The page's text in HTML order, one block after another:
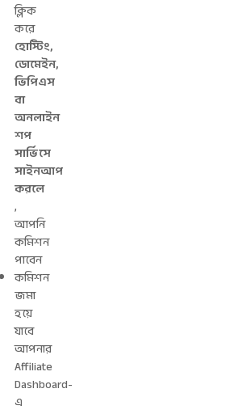
ক্লিক
করে
হোস্টিং,
ডোমেইন,
ভিপিএস
বা
অনলাইন
শপ
সার্ভিসে
সাইনআপ
করলে
,
আপনি
কমিশন
পাবেন
কমিশন
জমা
হয়ে
যাবে
আপনার
Affiliate
Dashboard-
এ